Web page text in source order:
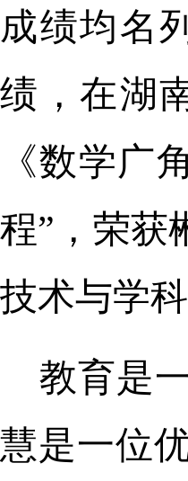
成绩均名
绩，在湖
《数学
程”，荣获
技术与学
教育是
慧是一位